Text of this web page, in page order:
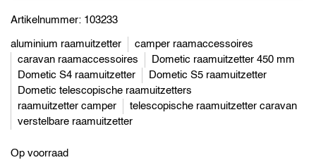
Artikelnummer: 103233
aluminium raamuitzetter
camper raamaccessoires
caravan raamaccessoires
Dometic raamuitzetter 450 mm
Dometic S4 raamuitzetter
Dometic S5 raamuitzetter
Dometic telescopische raamuitzetters
raamuitzetter camper
telescopische raamuitzetter caravan
verstelbare raamuitzetter
Op voorraad